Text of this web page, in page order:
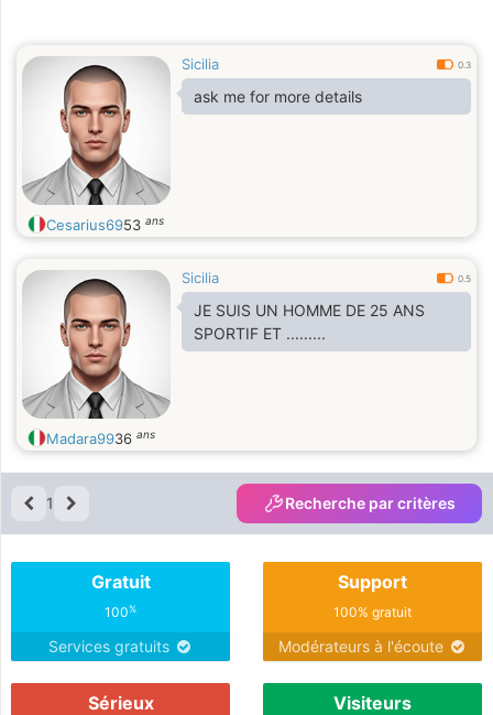
Sicilia 0.3
ask me for more details
Cesarius6953 ans
Sicilia 0.5
JE SUIS UN HOMME DE 25 ANS
SPORTIF ET .........
Madara9936 ans
1 Recherche par critères
Gratuit
100%
Services gratuits
Support
100% gratuit
Modérateurs à l'écoute
Sérieux Visiteurs